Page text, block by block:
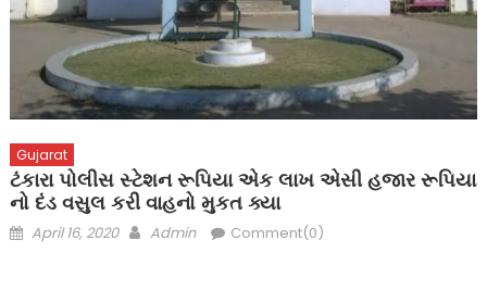
Gujarat
ટંકારા પોલીસ સ્ટેશન રૂપિયા એક લાખ એસી હજાર રૂપિયા
નો દંડ વસુલ કરી વાહનો મુકત ક્યા
Posted
April 16, 2020 Author
Admin Comment(0)